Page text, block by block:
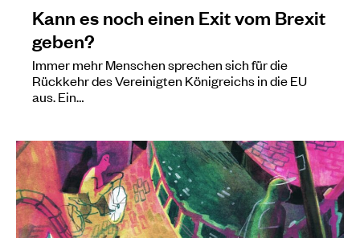
Kann es noch einen Exit vom Brexit
geben?
Immer mehr Menschen sprechen sich für die
Rückkehr des Vereinigten Königreichs in die EU
aus. Ein…